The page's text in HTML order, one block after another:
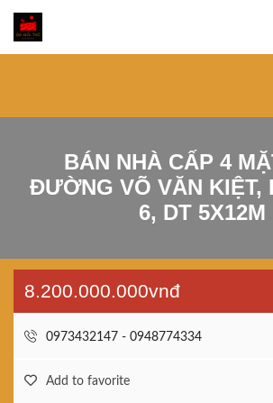
BÁN NHÀ CẤP 4
ĐƯỜNG VÕ VĂN KIỆT,
6, DT 5X12M
8.200.000.000vnđ
0973432147 - 0948774334
Add to favorite